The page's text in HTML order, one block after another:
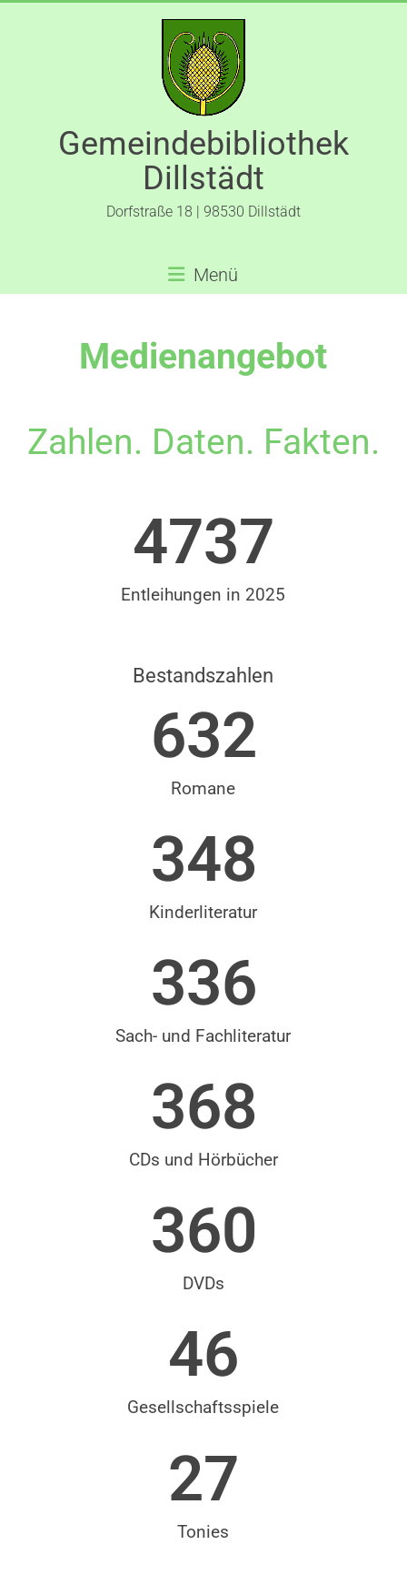
Gemeindebibliothek
Dillstädt
Dorfstraße 18 | 98530 Dillstädt
Menü
Medienangebot
Zahlen. Daten. Fakten.
Entleihungen in 2025
4737
Bestandszahlen
Romane
632
Kinderliteratur
348
Sach- und Fachliteratur
336
CDs und Hörbücher
368
DVDs
360
Gesellschaftsspiele
46
Tonies
27